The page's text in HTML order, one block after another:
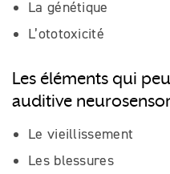
La génétique
L’ototoxicité
Les éléments qui
auditive
Le vieillissement
Les blessures